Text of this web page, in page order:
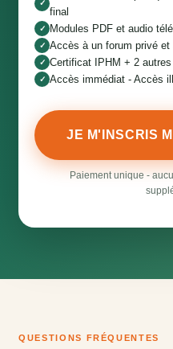
✓
final
✓ Modules PDF et audio
✓ Accès à un forum privé et
✓ Certificat IPHM + 2
✓ Accès immédiat - Accès
JE M'INSCRIS
Paiement unique -
QUESTIONS FRÉQUENTES